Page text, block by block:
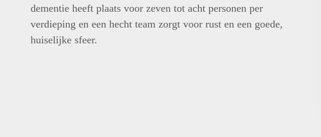
dementie heeft plaats voor zeven tot acht personen per
verdieping en een hecht team zorgt voor rust en een goede,
huiselijke sfeer.